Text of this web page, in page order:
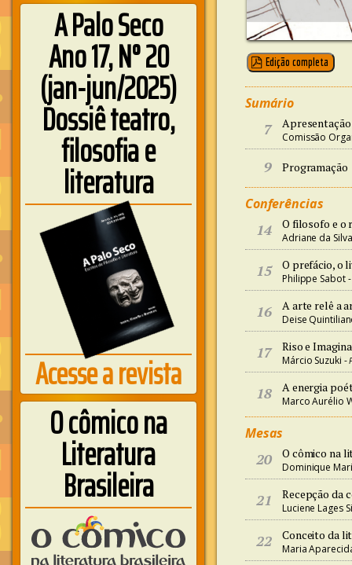
A Palo Seco
Ano 17, N° 20
(jan-jun/2025)
Dossiê teatro,
filosofia e
literatura
Acesse a revista
O cômico na
Literatura
Brasileira
Edição completa
Sumário
7 Apresentação
Comissão
9 Programação
Conferências
14 O filosofo e o
Adriane da
15 O prefácio, o
Philippe Sabot
16 A arte relê a
Deise
17 Riso e
Márcio Suzuki -
18 A energia
Marco Aurélio
Mesas
20 O cômico na
Dominique
21 Recepção da
Luciene Lages
22 Conceito da
Maria